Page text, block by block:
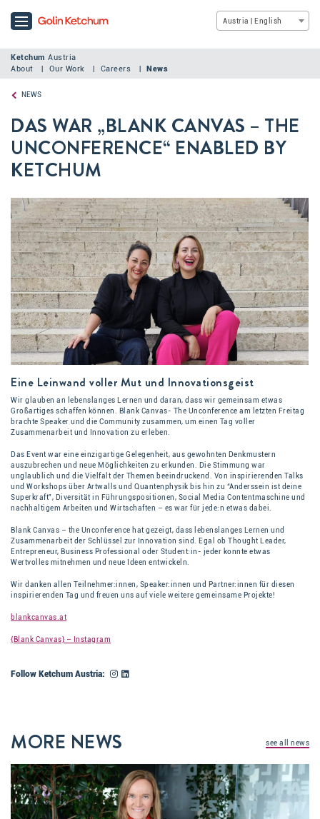
Austria | English
Ketchum Austria
About
Our Work Careers News
NEWS
DAS WAR „BLANK CANVAS – THE
UNCONFERENCE“ ENABLED BY
KETCHUM
Eine Leinwand voller Mut und Innovationsgeist
Wir glauben an lebenslanges Lernen und daran, dass wir gemeinsam etwas
Großartiges schaffen können. Blank Canvas- The Unconference am letzten Freitag
brachte Speaker und die Community zusammen, um einen Tag voller
Zusammenarbeit und Innovation zu erleben.
Das Event war eine einzigartige Gelegenheit, aus gewohnten Denkmustern
auszubrechen und neue Möglichkeiten zu erkunden. Die Stimmung war
unglaublich und die Vielfalt der Themen beeindruckend. Von inspirierenden Talks
und Workshops über Artwalls und Quantenphysik bis hin zu “Anderssein ist deine
Superkraft”, Diversität in Führungspositionen, Social Media Contentmaschine und
nachhaltigem Arbeiten und Wirtschaften – es war für jede:n etwas dabei.
Blank Canvas – the Unconference hat gezeigt, dass lebenslanges Lernen und
Zusammenarbeit der Schlüssel zur Innovation sind. Egal ob Thought Leader,
Entrepreneur, Business Professional oder Student:in- jeder konnte etwas
Wertvolles mitnehmen und neue Ideen entwickeln.
Wir danken allen Teilnehmer:innen, Speaker:innen und Partner:innen für diesen
inspirierenden Tag und freuen uns auf viele weitere gemeinsame Projekte!
blankcanvas.at
{Blank Canvas} – Instagram
Follow Ketchum Austria:
MORE NEWS see all news